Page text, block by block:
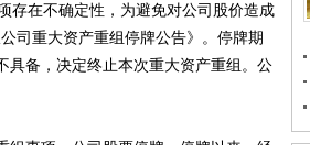
在不确定性，为避免对公司股价造成
司重大资产重组停牌公告》。停牌期
具备，决定终止本次重大资产重组。公